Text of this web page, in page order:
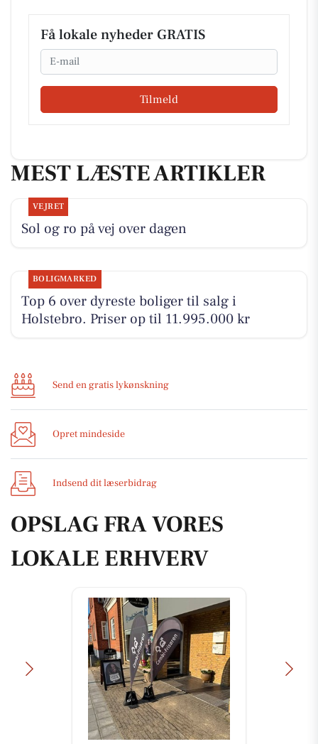
Få lokale nyheder GRATIS
Email
Tilmeld
MEST LÆSTE ARTIKLER
VEJRET
Sol og ro på vej over dagen
BOLIGMARKED
Top 6 over dyreste boliger til salg i
Holstebro. Priser op til 11.995.000 kr
Send en gratis lykønskning
Opret mindeside
Indsend dit læserbidrag
OPSLAG FRA VORES
LOKALE ERHVERV